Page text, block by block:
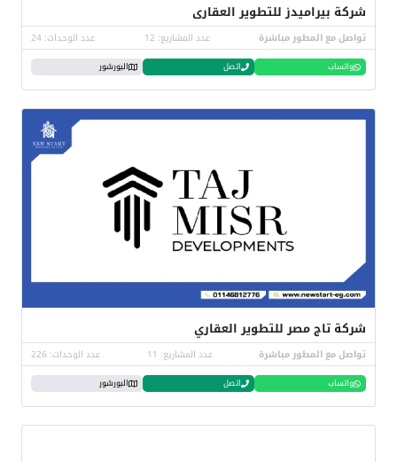
شركة بيراميدز للتطوير العقارى
تواصل مع المطور مباشرة عدد المشاريع: 12 عدد الوحدات: 24
واتساب اتصل البورشور
شركة تاج مصر للتطوير العقاري
تواصل مع المطور مباشرة عدد المشاريع: 11 عدد الوحدات: 226
واتساب اتصل البورشور